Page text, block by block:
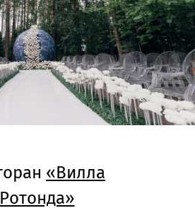
«Вилла
Ротонда»